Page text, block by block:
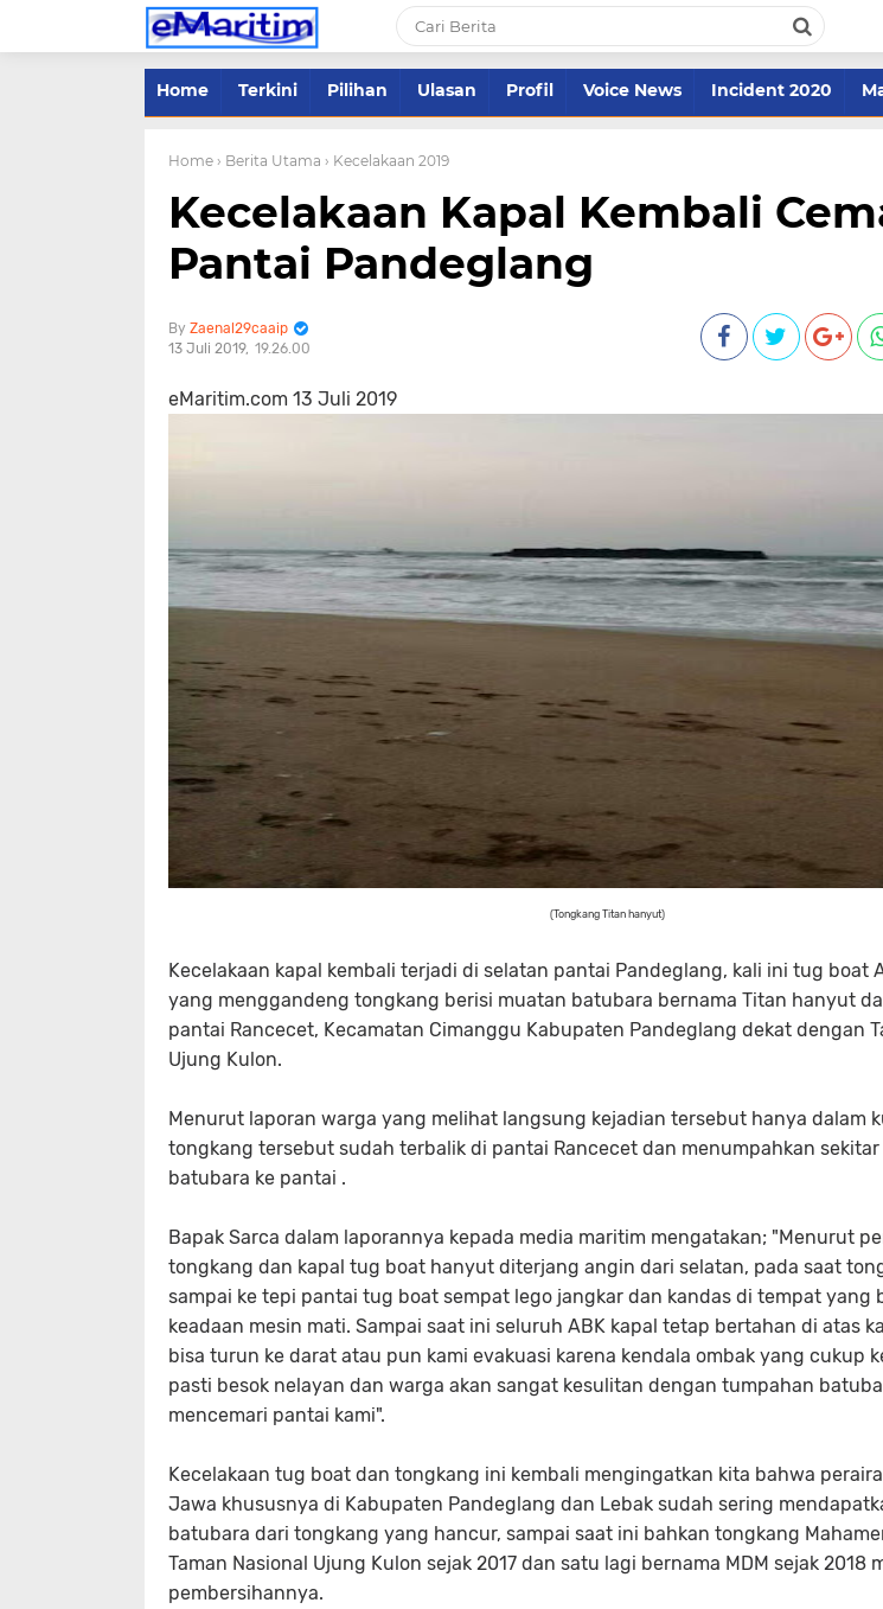
Home Terkini Pilihan Ulasan Profil Voice News Incident 2020
Home › Berita Utama › Kecelakaan 2019
Kecelakaan Kapal Kembali
Pantai Pandeglang
Zaenal29caaip
13 Juli 2019 19.26.00
eMaritim.com 13 Juli 2019
(Tongkang Titan hanyut)
Kecelakaan kapal kembali terjadi di selatan pantai Pandeglang, kali ini tug boat
yang menggandeng tongkang berisi muatan batubara bernama Titan hanyut
pantai Rancecet, Kecamatan Cimanggu Kabupaten Pandeglang dekat dengan
Ujung Kulon.
Menurut laporan warga yang melihat langsung kejadian tersebut hanya dalam
tongkang tersebut sudah terbalik di pantai Rancecet dan menumpahkan
batubara ke pantai .
Bapak Sarca dalam laporannya kepada media maritim mengatakan; "Menurut
tongkang dan kapal tug boat hanyut diterjang angin dari selatan, pada saat
sampai ke tepi pantai tug boat sempat lego jangkar dan kandas di tempat yang
keadaan mesin mati. Sampai saat ini seluruh ABK kapal tetap bertahan di atas
bisa turun ke darat atau pun kami evakuasi karena kendala ombak yang cukup
pasti besok nelayan dan warga akan sangat kesulitan dengan tumpahan
mencemari pantai kami".
Kecelakaan tug boat dan tongkang ini kembali mengingatkan kita bahwa
Jawa khususnya di Kabupaten Pandeglang dan Lebak sudah sering
batubara dari tongkang yang hancur, sampai saat ini bahkan tongkang
Taman Nasional Ujung Kulon sejak 2017 dan satu lagi bernama MDM sejak 2018
pembersihannya.